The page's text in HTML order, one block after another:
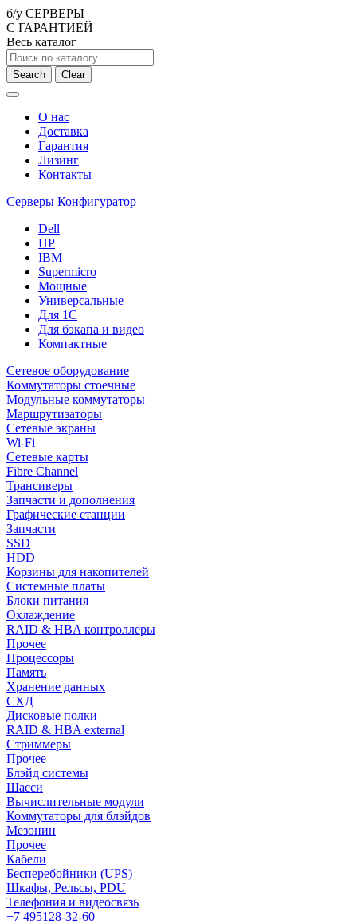
б/у СЕРВЕРЫ
С ГАРАНТИЕЙ
Весь каталог
Search Clear
О нас
Доставка
Гарантия
Лизинг
Контакты
Серверы Конфигуратор
Dell
HP
IBM
Supermicro
Мощные
Универсальные
Для 1С
Для бэкапа и видео
Компактные
Сетевое оборудование
Коммутаторы стоечные
Модульные коммутаторы
Маршрутизаторы
Сетевые экраны
Wi-Fi
Сетевые карты
Fibre Channel
Трансиверы
Запчасти и дополнения
Графические станции
Запчасти
SSD
HDD
Корзины для накопителей
Системные платы
Блоки питания
Охлаждение
RAID & HBA контроллеры
Прочее
Процессоры
Память
Хранение данных
СХД
Дисковые полки
RAID & HBA external
Стриммеры
Прочее
Блэйд системы
Шасси
Вычислительные модули
Коммутаторы для блэйдов
Мезонин
Прочее
Кабели
Бесперебойники (UPS)
Шкафы, Рельсы, PDU
Телефония и видеосвязь
+7 495128-32-60